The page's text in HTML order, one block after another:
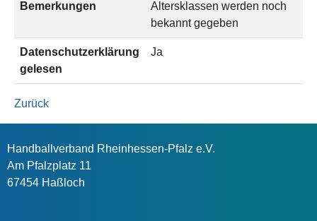
Bemerkungen
Altersklassen werden noch
bekannt gegeben
Datenschutzerklärung
gelesen
Ja
Zurück
Handballverband Rheinhessen-Pfalz e.V.
Am Pfalzplatz 11
67454 Haßloch